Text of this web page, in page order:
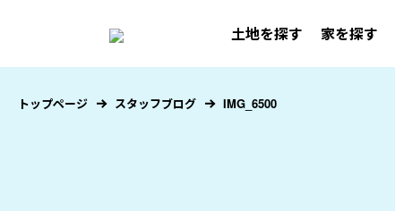
土地を探す 家を探す
トップページ スタッフブログ IMG_6500